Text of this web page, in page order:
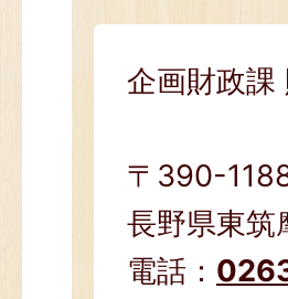
企画財政課
〒390-
長野県東筑
電話：